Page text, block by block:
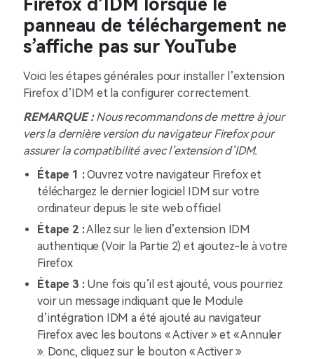
Firefox d’IDM lorsque le
panneau de téléchargement ne
s’affiche pas sur YouTube
Voici les étapes générales pour installer l’extension
Firefox d’IDM et la configurer correctement.
REMARQUE :Nous recommandons de mettre à jour
vers la dernière version du navigateur Firefox pour
assurer la compatibilité avec l’extension d’IDM.
Étape 1 :Ouvrez votre navigateur Firefox et
téléchargez le dernier logiciel IDM sur votre
ordinateur depuis le site web officiel
Étape 2 :Allez sur le lien d’extension IDM
authentique (Voir la Partie 2) et ajoutez-le à votre
Firefox
Étape 3 :Une fois qu’il est ajouté, vous pourriez
voir un message indiquant que le Module
d’intégration IDM a été ajouté au navigateur
Firefox avec les boutons « Activer » et « Annuler
». Donc, cliquez sur le bouton « Activer »